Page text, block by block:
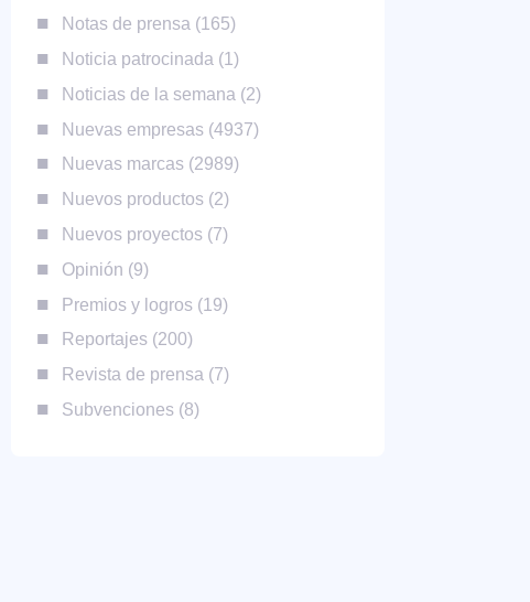
Notas de prensa 165
Noticia patrocinada 1
Noticias de la semana 2
Nuevas empresas 4937
Nuevas marcas 2989
Nuevos productos 2
Nuevos proyectos 7
Opinión 9
Premios y logros 19
Reportajes 200
Revista de prensa 7
Subvenciones 8